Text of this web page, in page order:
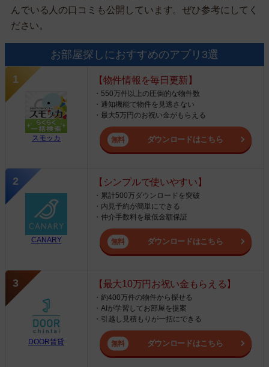
んでいる人の口コミも公開しています。ぜひ参考にしてく
ださい。
お部屋探しにおすすめのアプリ3選
スモッカ
【物件情報を毎日更新】
・550万件以上の圧倒的な物件数
・通知機能で物件を見逃さない
・最大5万円のお祝い金がもらえる
ダウンロードはこちら
CANARY
【シンプルで使いやすい】
・累計500万ダウンロードを突破
・内見予約が簡単にできる
・仲介手数料を最低金額保証
ダウンロードはこちら
DOOR賃貸
【最大10万円お祝い金もらえる】
・約400万件の物件から探せる
・AIが学習してお部屋を提案
・引越し見積もりが一括にできる
ダウンロードはこちら